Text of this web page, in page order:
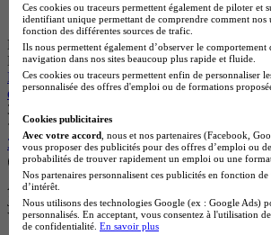
École partenaire
MBA ESG
MBA 2 - Management et Marketing du luxe et
octobre 2026)
3.9
34 avis
Paris 11e 75011
Alternance possible
Je m’informe gratuitement
Voir plus de formations similaires
Ces cookies ou traceurs permettent également de piloter
identifiant unique permettant de comprendre comment nos
fonction des différentes sources de trafic.
Ils nous permettent également d’observer le
navigation dans nos sites beaucoup plus rapide et fluide.
Ces cookies ou traceurs permettent enfin de personnaliser
personnalisée des offres d'emploi ou de formations
Cookies publicitaires
Avec votre accord , nous et nos partenaires (Facebook,
vous proposer des publicités pour des offres d’emploi ou
probabilités de trouver rapidement un emploi ou une
Nos partenaires personnalisent ces publicités en fonction
d’intérêt.
Nous utilisons des technologies Google (ex : Google Ads)
personnalisés. En acceptant, vous consentez à l'utilisation
de confidentialité. En savoir plus